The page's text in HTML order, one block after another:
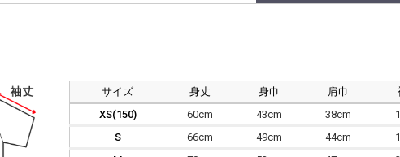
サイズ 身丈 身巾 肩巾
XS(150)
60cm 43cm 38cm
S
66cm 49cm 44cm